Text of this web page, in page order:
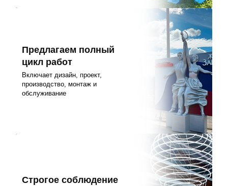
Предлагаем полный
цикл работ
Включает дизайн, проект,
производство, монтаж и
обслуживание
Строгое соблюдение